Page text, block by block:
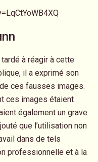
tardé à réagir à cette
il a exprimé son
ces fausses images.
ces images étaient
également un grave
que l’utilisation non
dans de tels
professionnelle et à la